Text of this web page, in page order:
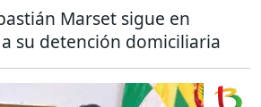
Marset sigue en
su detención domiciliaria